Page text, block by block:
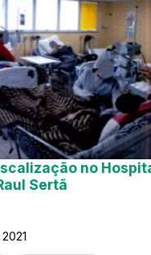
no
Sertã